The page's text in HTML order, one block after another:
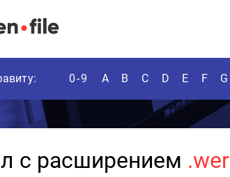
0-9 A B C D E F G
с расширением .wer